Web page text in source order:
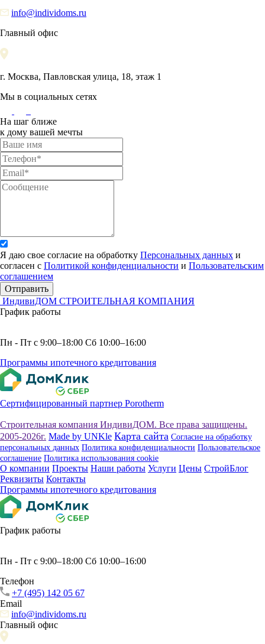
info@individoms.ru
Главный офис
г. Москва, Павловская улица, 18, этаж 1
Мы в социальных сетях
На шаг ближе
к дому вашей мечты
Я даю свое согласие на обработку Персональных данных и
согласен с Политикой конфиденциальности и Пользовательским
соглашением
Отправить
ИндивиДОМ СТРОИТЕЛЬНАЯ КОМПАНИЯ
График работы
Пн - Пт с 9:00–18:00 Сб 10:00–16:00
Программы ипотечного кредитования
Сертифицированный партнер Porotherm
Строительная компания ИндивиДОМ. Все права защищены.
2005-2026г. Made by UNKle Карта сайта Согласие на обработку
персональных данных Политика конфиденциальности Пользовательское
соглашение Политика использования сookie
О компании Проекты Наши работы Услуги Цены СтройБлог
Реквизиты Контакты
Программы ипотечного кредитования
График работы
Пн - Пт с 9:00–18:00 Сб 10:00–16:00
Телефон
+7 (495) 142 05 67
Email
info@individoms.ru
Главный офис